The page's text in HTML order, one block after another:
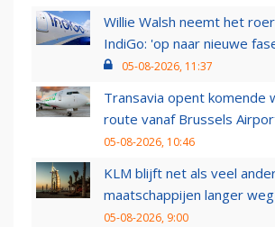
Willie Walsh neemt het
IndiGo: 'op naar nieuwe
05-08-2026, 11:37
Transavia opent komende
route vanaf Brussels
05-08-2026, 10:46
KLM blijft net als veel
maatschappijen langer
05-08-2026, 9:00